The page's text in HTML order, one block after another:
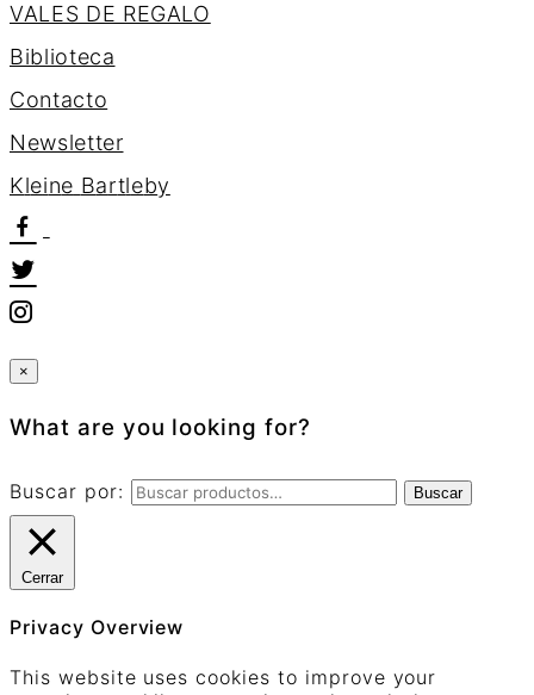
VALES DE REGALO
Biblioteca
Contacto
Newsletter
Kleine Bartleby
×
What are you looking for?
Buscar por: Buscar
Cerrar
Privacy Overview
This website uses cookies to improve your